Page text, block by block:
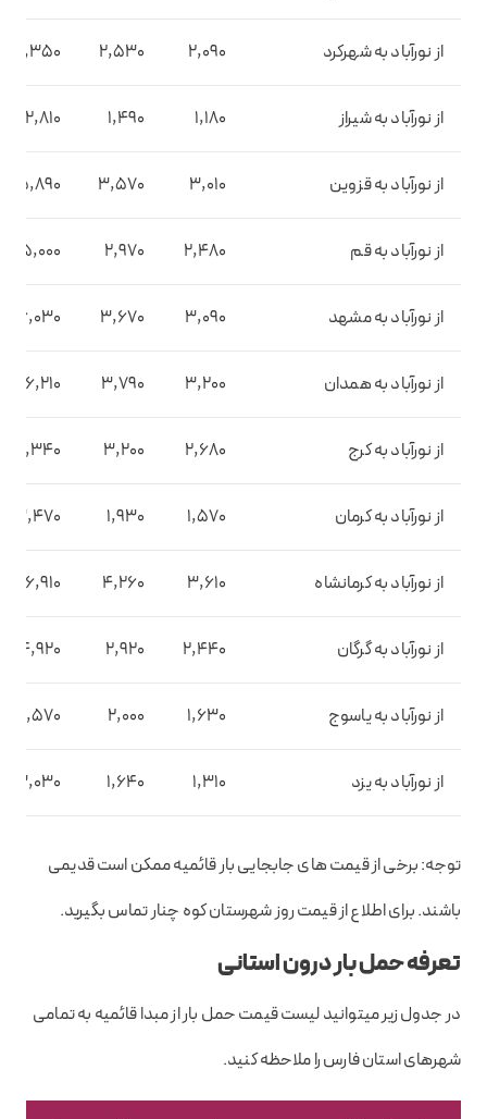
از نورآباد به شهرکرد 2,090
2,530
4,350
از نورآباد به شیراز 1,180
1,490
2,810
از نورآباد به قزوین 3,010
3,570
5,890
از نورآباد به قم 2,480
2,970
5,000
از نورآباد به مشهد 3,090
3,670
6,030
از نورآباد به همدان 3,200
3,790
6,210
از نورآباد به کرج 2,680
3,200
5,340
از نورآباد به کرمان 1,570
1,930
3,470
از نورآباد به کرمانشاه 3,610
4,260
6,910
از نورآباد به گرگان 2,440
2,920
4,920
از نورآباد به یاسوج 1,630
2,000
3,570
از نورآباد به یزد 1,310
1,640
3,030
توجه: برخی از قیمت های جابجایی بار قائمیه ممکن است قدیمی
باشند. برای اطلاع از قیمت روز شهرستان کوه چنار تماس بگیرید.
تعرفه حمل بار درون استانی
در جدول زیر میتوانید لیست قیمت حمل بار از مبدا قائمیه به تمامی
شهرهای استان فارس را ملاحظه کنید.